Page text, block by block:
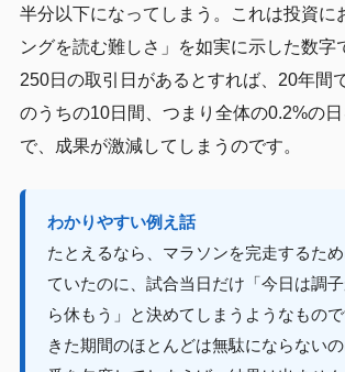
半分以下になってしまう。これは投資に
ングを読む難しさ」を如実に示した数字
250日の取引日があるとすれば、20年間
のうちの10日間、つまり全体の0.2%の
で、成果が激減してしまうのです。
わかりやすい例え話
たとえるなら、マラソンを完走するた
ていたのに、試合当日だけ「今日は調
ら休もう」と決めてしまうようなもの
きた期間のほとんどは無駄にならない